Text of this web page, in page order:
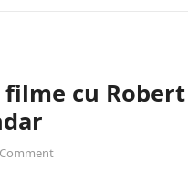
filme cu